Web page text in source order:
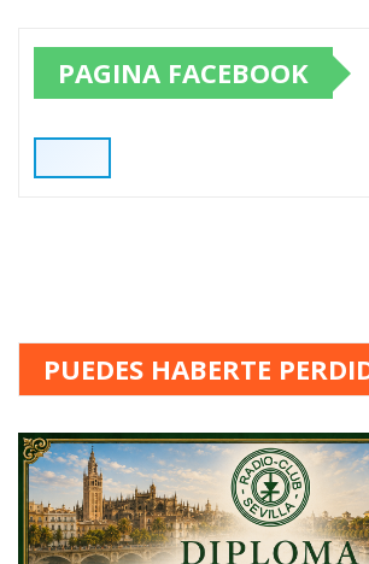
PAGINA FACEBOOK
PUEDES HABERTE